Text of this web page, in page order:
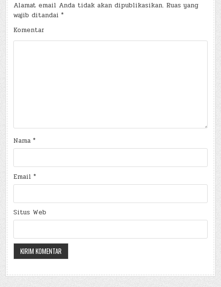
Alamat email Anda tidak akan dipublikasikan. Ruas yang
wajib ditandai*
Komentar
Nama*
Email*
Situs Web